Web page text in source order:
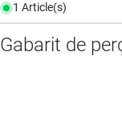
1 Article(s)
Gabarit de